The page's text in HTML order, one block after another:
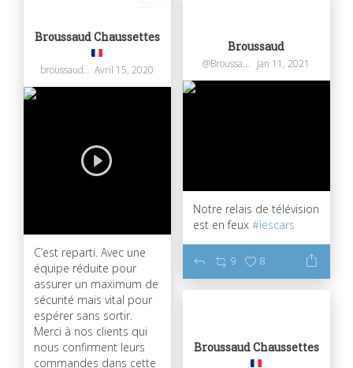
Broussaud Chaussettes
broussaudchaussettes Avril 15, 2020
C’est reparti. Avec une
équipe réduite pour
assurer un maximum de
sécurité mais vital pour
espérer sans sortir.
Merci à nos clients qui
nous confirment leurs
commandes dans cette
Broussaud
@Broussaudtextil Jan 11, 2021
Notre relais de télévision
est en feux#lescars
9 8
Broussaud Chaussettes